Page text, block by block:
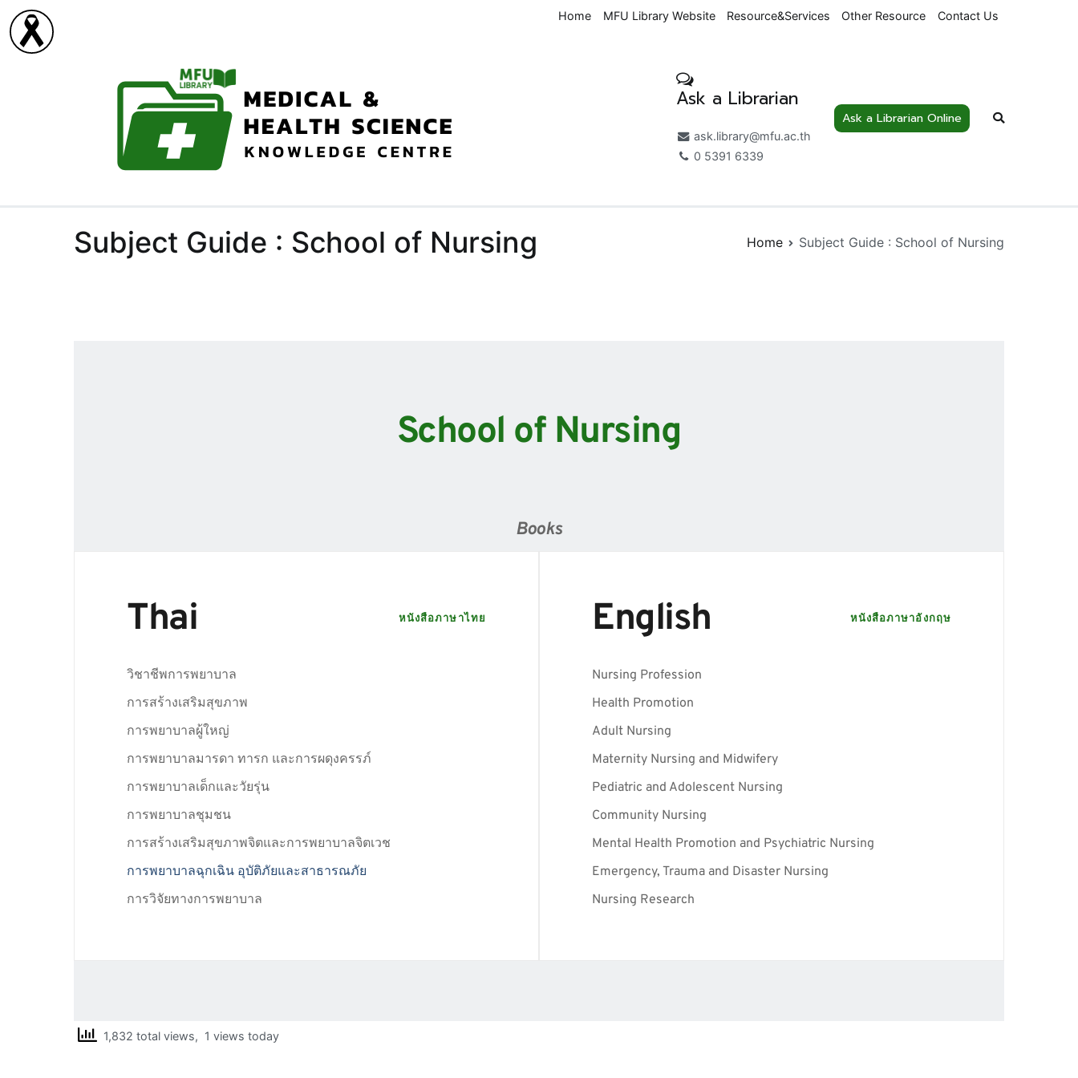
Skip
to
content
Home MFU Library Website Resource&Services Other Resource Contact Us
Medical & Health Science Knowledge Centre
Ask a Librarian
ask.library@mfu.ac.th
0 5391 6339
Ask a Librarian Online
Subject Guide : School of Nursing Home Subject Guide : School of Nursing
School of Nursing
Books
Thai หนังสือภาษาไทย
วิชาชีพการพยาบาล
การสร้างเสริมสุขภาพ
การพยาบาลผู้ใหญ่
การพยาบาลมารดา ทารก และการผดุงครรภ์
การพยาบาลเด็กและวัยรุ่น
การพยาบาลชุมชน
การสร้างเสริมสุขภาพจิตและการพยาบาลจิตเวช
การพยาบาลฉุกเฉิน อุบัติภัยและสาธารณภัย
การวิจัยทางการพยาบาล
English หนังสือภาษาอังกฤษ
Nursing Profession
Health Promotion
Adult Nursing
Maternity Nursing and Midwifery
Pediatric and Adolescent Nursing
Community Nursing
Mental Health Promotion and Psychiatric Nursing
Emergency, Trauma and Disaster Nursing
Nursing Research
1,832 total views, 1 views today